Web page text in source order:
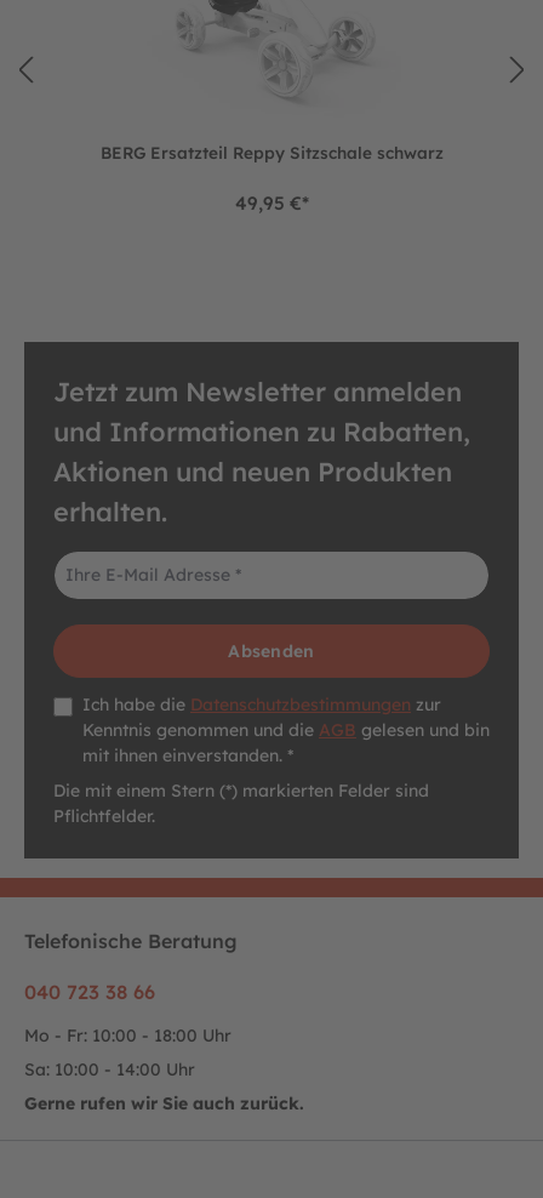
BERG Ersatzteil Reppy Sitzschale schwarz
49,95 €*
Jetzt zum Newsletter anmelden
und Informationen zu Rabatten,
Aktionen und neuen Produkten
erhalten.
E-Mail-Adresse*
Absenden
Datenschutz *
Ich habe die Datenschutzbestimmungen zur
Kenntnis genommen und die AGB gelesen und bin
mit ihnen einverstanden. *
Die mit einem Stern (*) markierten Felder sind
Pflichtfelder.
Telefonische Beratung
040 723 38 66
Mo - Fr: 10:00 - 18:00 Uhr
Sa: 10:00 - 14:00 Uhr
Gerne rufen wir Sie auch zurück.